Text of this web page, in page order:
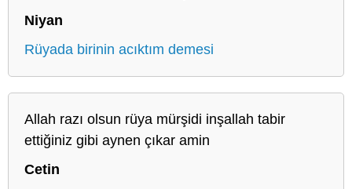
Niyan
Rüyada birinin acıktım demesi
Allah razı olsun rüya mürşidi inşallah tabir
ettiğiniz gibi aynen çıkar amin
Cetin